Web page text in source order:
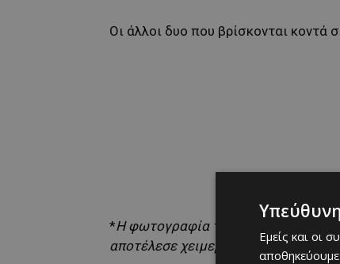
Οι άλλοι δυο που βρίσκονται κοντά
*H φωτογραφία του Τομάλα με τον
αποτέλεσε χειμερινή μεταγραφή
Εμείς και οι